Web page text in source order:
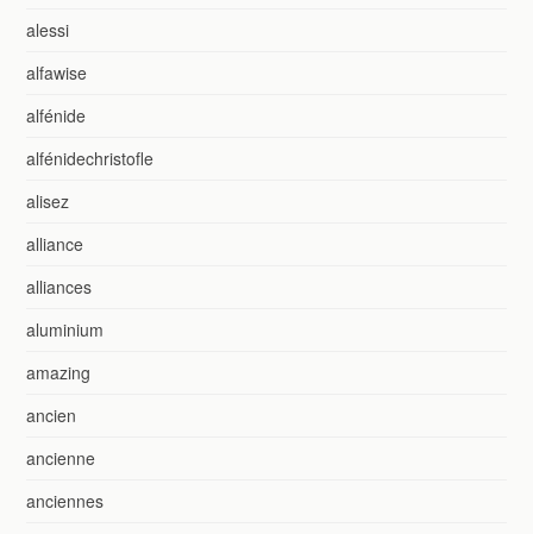
alessi
alfawise
alfénide
alfénidechristofle
alisez
alliance
alliances
aluminium
amazing
ancien
ancienne
anciennes